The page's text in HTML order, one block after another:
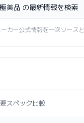
美品 の最新情報を検索
カー公式情報を一次ソース
スペック比較